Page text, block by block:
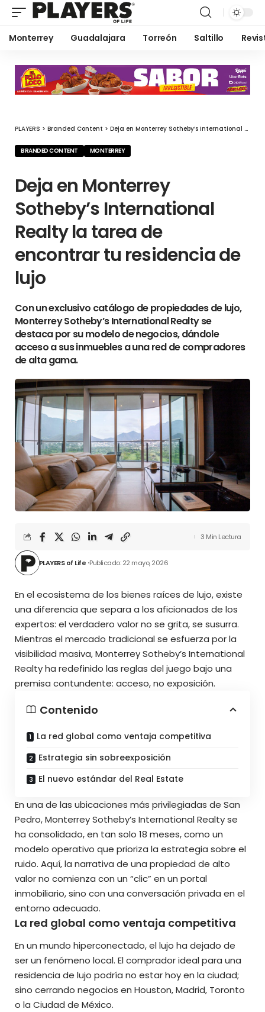
Monterrey Guadalajara Torreón Saltillo
PLAYERS > Branded Content > Deja en Monterrey Sotheby’s International Realty la tarea de encontrar tu residencia de lujo
BRANDED CONTENT MONTERREY
Deja en Monterrey
Sotheby’s International
Realty la tarea de
encontrar tu residencia de
lujo
Con un exclusivo catálogo de propiedades de lujo,
Monterrey Sotheby’s International Realty se
destaca por su modelo de negocios, dándole
acceso a sus inmuebles a una red de compradores
de alta gama.
PLAYERS of Life Publicado: 22 mayo, 2026
3 Min Lectura
En el ecosistema de los bienes raíces de lujo, existe
una diferencia que separa a los aficionados de los
expertos: el verdadero valor no se grita, se susurra.
Mientras el mercado tradicional se esfuerza por la
visibilidad masiva, Monterrey Sotheby’s International
Realty ha redefinido las reglas del juego bajo una
premisa contundente: acceso, no exposición.
Contenido
La red global como ventaja competitiva
Estrategia sin sobreexposición
El nuevo estándar del Real Estate
En una de las ubicaciones más privilegiadas de San
Pedro, Monterrey Sotheby’s International Realty se
ha consolidado, en tan solo 18 meses, como un
modelo operativo que prioriza la estrategia sobre el
ruido. Aquí, la narrativa de una propiedad de alto
valor no comienza con un “clic” en un portal
inmobiliario, sino con una conversación privada en el
entorno adecuado.
La red global como ventaja competitiva
En un mundo hiperconectado, el lujo ha dejado de
ser un fenómeno local. El comprador ideal para una
residencia de lujo podría no estar hoy en la ciudad;
sino cerrando negocios en Houston, Madrid, Toronto
o la Ciudad de México.